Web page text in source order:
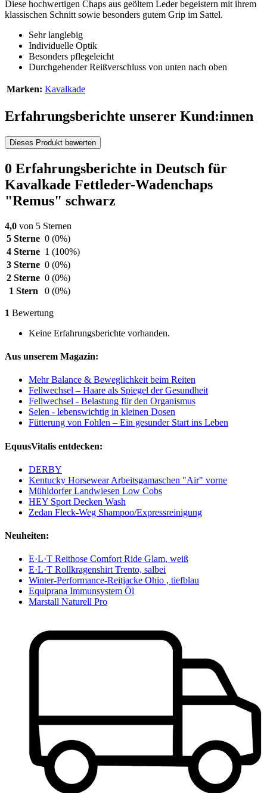
Diese hochwertigen Chaps aus geöltem Leder begeistern mit ihrem
klassischen Schnitt sowie besonders gutem Grip im Sattel.
Sehr langlebig
Individuelle Optik
Besonders pflegeleicht
Durchgehender Reißverschluss von unten nach oben
Marken: Kavalkade
Erfahrungsberichte unserer Kund:innen
Dieses Produkt bewerten
0 Erfahrungsberichte in Deutsch für
Kavalkade Fettleder-Wadenchaps
"Remus" schwarz
4,0 von 5 Sternen
5 Sterne 0 (0%)
4 Sterne 1 (100%)
3 Sterne 0 (0%)
2 Sterne 0 (0%)
1 Stern
0 (0%)
1 Bewertung
Keine Erfahrungsberichte vorhanden.
Aus unserem Magazin:
Mehr Balance & Beweglichkeit beim Reiten
Fellwechsel – Haare als Spiegel der Gesundheit
Fellwechsel - Belastung für den Organismus
Selen - lebenswichtig in kleinen Dosen
Fütterung von Fohlen – Ein gesunder Start ins Leben
EquusVitalis entdecken:
DERBY
Kentucky Horsewear Arbeitsgamaschen "Air" vorne
Mühldorfer Landwiesen Low Cobs
HEY Sport Decken Wash
Zedan Fleck-Weg Shampoo/Expressreinigung
Neuheiten:
E·L·T Reithose Comfort Ride Glam, weiß
E·L·T Rollkragenshirt Trento, salbei
Winter-Performance-Reitjacke Ohio , tiefblau
Equiprana Immunsystem Öl
Marstall Naturell Pro